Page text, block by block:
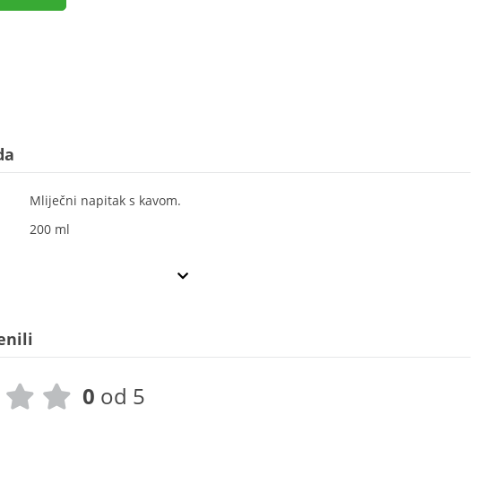
Mliječni napitak s kavom.
200 ml
0 od 5